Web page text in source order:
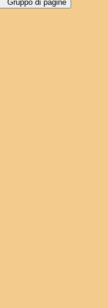
Gruppo di pagine